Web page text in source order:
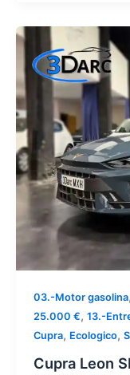
03.-Motor gasolina,
25.000 €, 13.-
Cupra, Ecologico,
Cupra Leon